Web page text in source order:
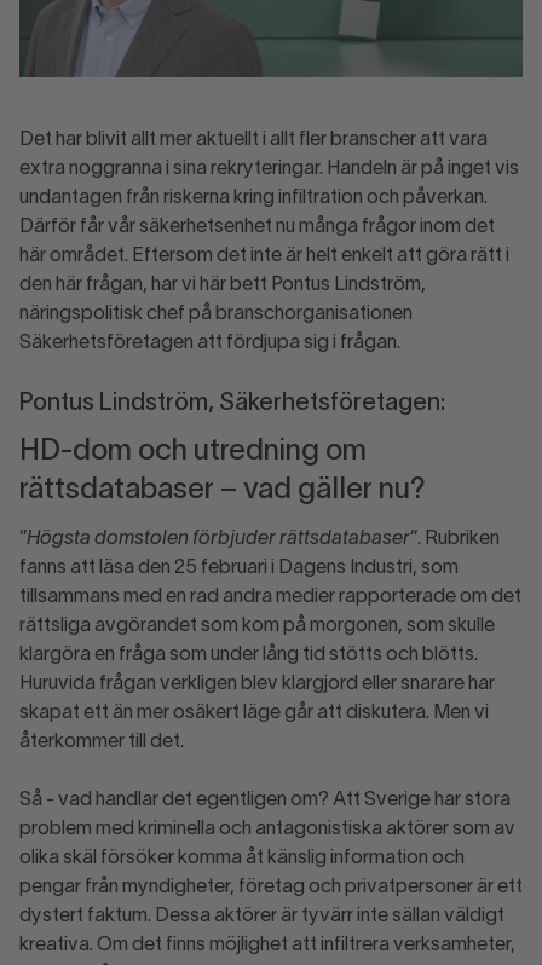
Det har blivit allt mer aktuellt i allt fler branscher att vara
extra noggranna i sina rekryteringar. Handeln är på inget vis
undantagen från riskerna kring infiltration och påverkan.
Därför får vår säkerhetsenhet nu många frågor inom det
här området. Eftersom det inte är helt enkelt att göra rätt i
den här frågan, har vi här bett Pontus Lindström,
näringspolitisk chef på branschorganisationen
Säkerhetsföretagen att fördjupa sig i frågan.
Pontus Lindström, Säkerhetsföretagen:
HD-dom och utredning om
rättsdatabaser – vad gäller nu?
”Högsta domstolen förbjuder rättsdatabaser”. Rubriken
fanns att läsa den 25 februari i Dagens Industri, som
tillsammans med en rad andra medier rapporterade om det
rättsliga avgörandet som kom på morgonen, som skulle
klargöra en fråga som under lång tid stötts och blötts.
Huruvida frågan verkligen blev klargjord eller snarare har
skapat ett än mer osäkert läge går att diskutera. Men vi
återkommer till det.
Så - vad handlar det egentligen om? Att Sverige har stora
problem med kriminella och antagonistiska aktörer som av
olika skäl försöker komma åt känslig information och
pengar från myndigheter, företag och privatpersoner är ett
dystert faktum. Dessa aktörer är tyvärr inte sällan väldigt
kreativa. Om det finns möjlighet att infiltrera verksamheter,